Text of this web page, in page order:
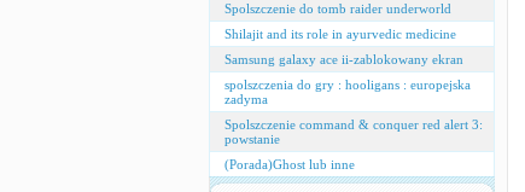
Spolszczenie do tomb raider underworld
Shilajit and its role in ayurvedic medicine
Samsung galaxy ace ii-zablokowany ekran
spolszczenia do gry : hooligans : europejska
zadyma
Spolszczenie command & conquer red alert 3:
powstanie
(Porada)Ghost lub inne